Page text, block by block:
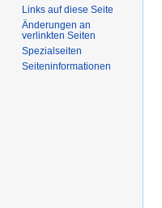
Links auf diese Seite
Änderungen an
verlinkten Seiten
Spezialseiten
Seiten­­informationen